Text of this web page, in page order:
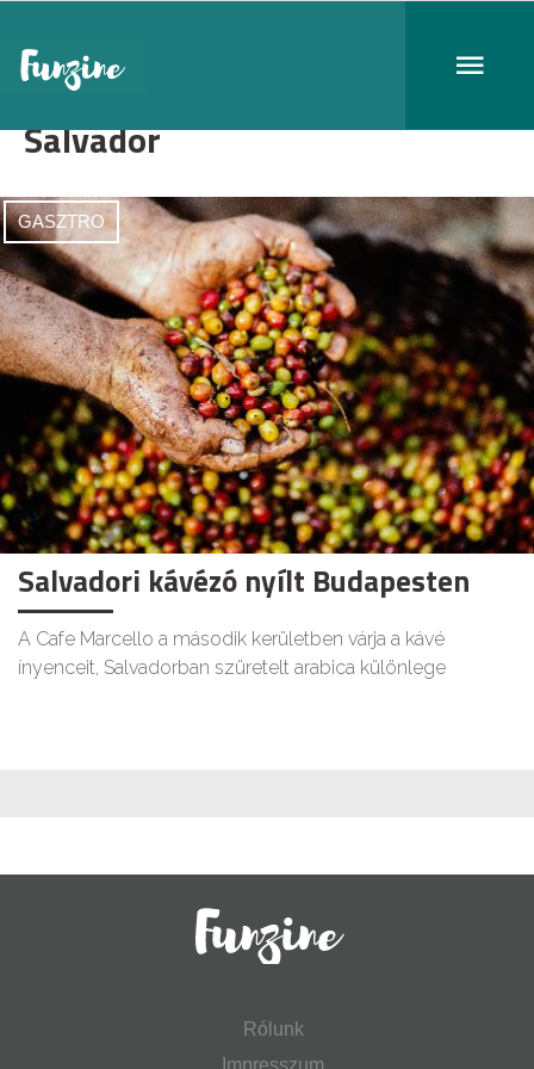
Salvador
GASZTRO
Salvadori kávézó nyílt Budapesten
A Cafe Marcello a második kerületben várja a kávé
ínyenceit, Salvadorban szüretelt arabica különlege
Rólunk
Impresszum